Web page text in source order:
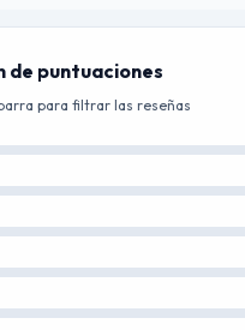
de puntuaciones
para filtrar las reseñas